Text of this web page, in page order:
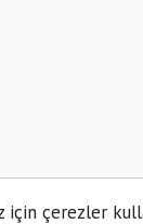
çerezler